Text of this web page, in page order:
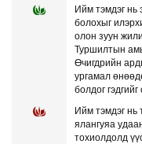
Ийм тэмдэг нь
болохыг
олон зуун
Туршилтын
Өчигдрийн
ургамал
болдог
Ийм тэмдэг нь
ялангуяа
тохиолдолд